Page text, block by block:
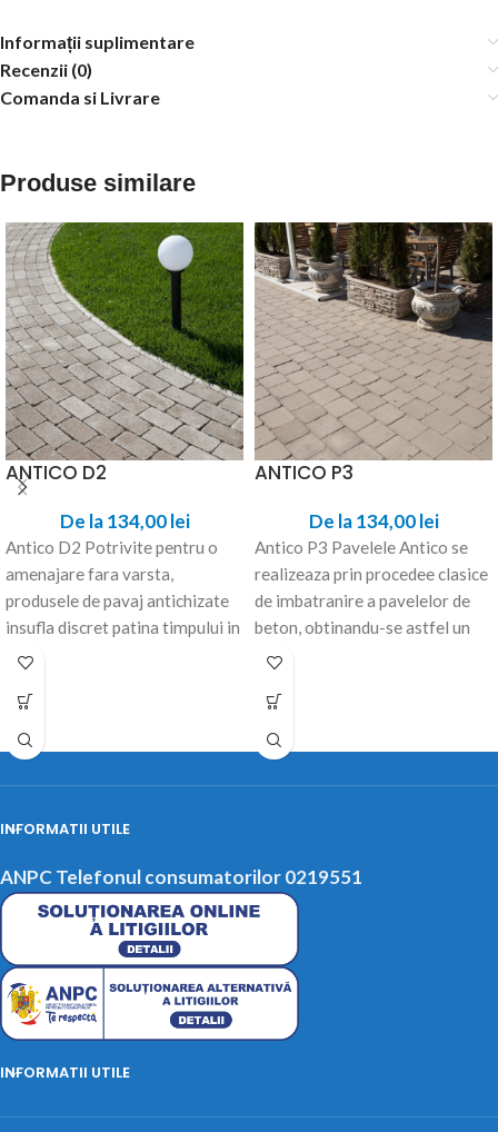
Informații suplimentare
Recenzii (0)
Comanda si Livrare
Produse similare
ANTICO D2
De la 134,00lei
Antico D2 Potrivite pentru o
amenajare fara varsta,
produsele de pavaj antichizate
insufla discret patina timpului in
spatiul amenajat. Disponibile
ANTICO P3
De la 134,00lei
Antico P3 Pavelele Antico se
realizeaza prin procedee clasice
de imbatranire a pavelelor de
beton, obtinandu-se astfel un
aspect care
INFORMATII UTILE
ANPC Telefonul consumatorilor 0219551
INFORMATII UTILE